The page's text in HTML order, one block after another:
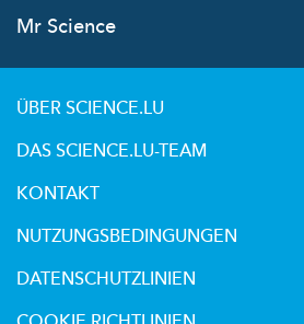
Mr Science
ÜBER SCIENCE.LU
DAS SCIENCE.LU-TEAM
KONTAKT
NUTZUNGSBEDINGUNGEN
DATENSCHUTZLINIEN